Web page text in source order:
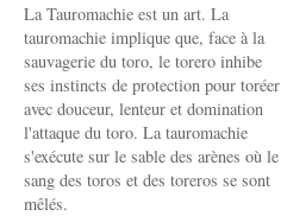
La Tauromachie est un art. La
tauromachie implique que, face à la
sauvagerie du toro, le torero inhibe
ses instincts de protection pour toréer
avec douceur, lenteur et domination
l'attaque du toro. La tauromachie
s'exécute sur le sable des arènes où le
sang des toros et des toreros se sont
mêlés.